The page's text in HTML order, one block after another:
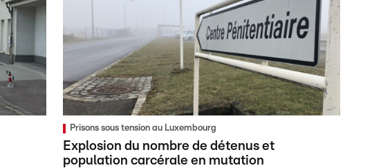
Prisons sous tension au Luxembourg
Explosion du nombre de détenus et
population carcérale en mutation